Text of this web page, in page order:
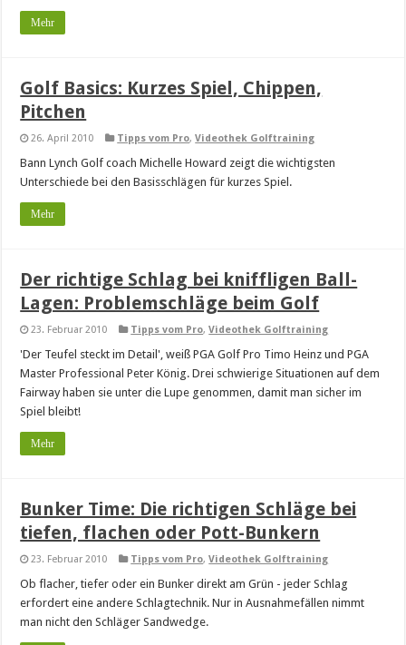
Mehr
Golf Basics: Kurzes Spiel, Chippen,
Pitchen
26. April 2010 Tipps vom Pro,Videothek Golftraining
Bann Lynch Golf coach Michelle Howard zeigt die wichtigsten
Unterschiede bei den Basisschlägen für kurzes Spiel.
Mehr
Der richtige Schlag bei kniffligen Ball-
Lagen: Problemschläge beim Golf
23. Februar 2010 Tipps vom Pro,Videothek Golftraining
'Der Teufel steckt im Detail', weiß PGA Golf Pro Timo Heinz und PGA
Master Professional Peter König. Drei schwierige Situationen auf dem
Fairway haben sie unter die Lupe genommen, damit man sicher im
Spiel bleibt!
Mehr
Bunker Time: Die richtigen Schläge bei
tiefen, flachen oder Pott-Bunkern
23. Februar 2010 Tipps vom Pro,Videothek Golftraining
Ob flacher, tiefer oder ein Bunker direkt am Grün - jeder Schlag
erfordert eine andere Schlagtechnik. Nur in Ausnahmefällen nimmt
man nicht den Schläger Sandwedge.